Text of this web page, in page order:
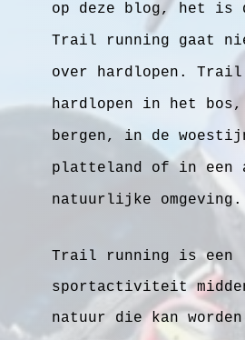
op deze blog, het is
Trail running gaat
over hardlopen.
hardlopen in het
bergen, in de
platteland of in een
natuurlijke omgeving.
Trail running is een
sportactiviteit
natuur die kan worden